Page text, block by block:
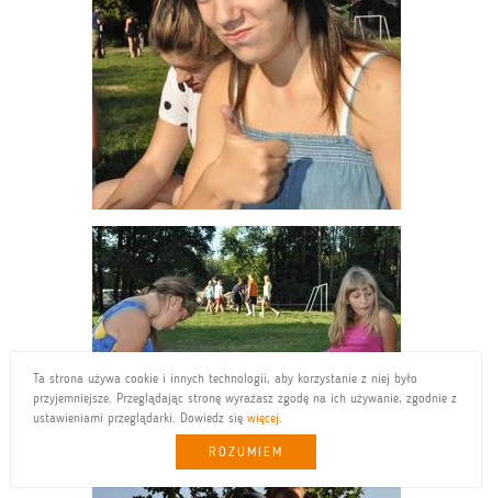
Ta strona używa cookie i innych technologii, aby korzystanie z niej było
przyjemniejsze. Przeglądając stronę wyrażasz zgodę na ich używanie, zgodnie z
ustawieniami przeglądarki. Dowiedz się więcej.
ROZUMIEM